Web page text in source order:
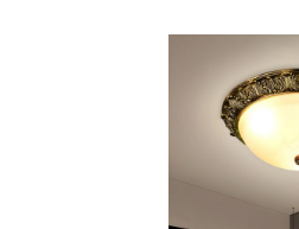
Gelb 30,48 cm